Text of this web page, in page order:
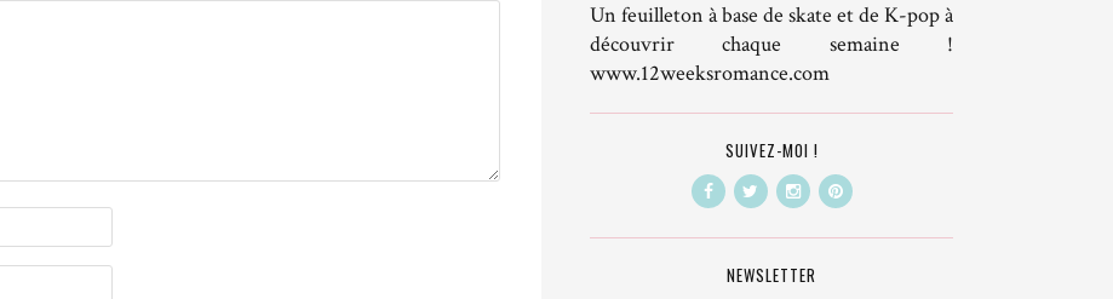
Un feuilleton à base de skate et de K-pop à
découvrir chaque semaine !
www.12weeksromance.com
SUIVEZ-MOI !
NEWSLETTER